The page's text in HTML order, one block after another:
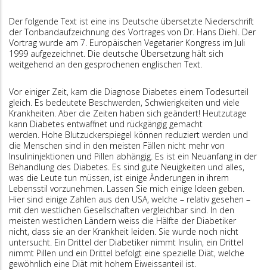
​Der folgende Text ist eine ins Deutsche übersetzte Niederschrift
der Tonbandaufzeichnung des Vortrages von Dr. Hans Diehl. Der
Vortrag wurde am 7. Europäischen Vegetarier Kongress im Juli
1999 aufgezeichnet. Die deutsche Übersetzung hält sich
weitgehend an den gesprochenen englischen Text.
Vor einiger Zeit, kam die Diagnose Diabetes einem Todesurteil
gleich. Es bedeutete Beschwerden, Schwierigkeiten und viele
Krankheiten. Aber die Zeiten haben sich geändert! Heutzutage
kann Diabetes entwaffnet und rückgängig gemacht
werden. Hohe Blutzuckerspiegel können reduziert werden und
die Menschen sind in den meisten Fällen nicht mehr von
Insulininjektionen und Pillen abhängig. Es ist ein Neuanfang in der
Behandlung des Diabetes. Es sind gute Neuigkeiten und alles,
was die Leute tun müssen, ist einige Änderungen in ihrem
Lebensstil vorzunehmen. Lassen Sie mich einige Ideen geben.
Hier sind einige Zahlen aus den USA, welche – relativ gesehen –
mit den westlichen Gesellschaften vergleichbar sind. In den
meisten westlichen Ländern weiss die Hälfte der Diabetiker
nicht, dass sie an der Krankheit leiden. Sie wurde noch nicht
untersucht. Ein Drittel der Diabetiker nimmt Insulin, ein Drittel
nimmt Pillen und ein Drittel befolgt eine spezielle Diät, welche
gewöhnlich eine Diät mit hohem Eiweissanteil ist.